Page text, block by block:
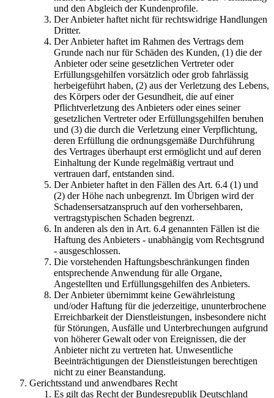
und den Abgleich der Kundenprofile.
Der Anbieter haftet nicht für rechtswidrige Handlungen
Dritter.
Der Anbieter haftet im Rahmen des Vertrags dem
Grunde nach nur für Schäden des Kunden, (1) die der
Anbieter oder seine gesetzlichen Vertreter oder
Erfüllungsgehilfen vorsätzlich oder grob fahrlässig
herbeigeführt haben, (2) aus der Verletzung des Lebens,
des Körpers oder der Gesundheit, die auf einer
Pflichtverletzung des Anbieters oder eines seiner
gesetzlichen Vertreter oder Erfüllungsgehilfen beruhen
und (3) die durch die Verletzung einer Verpflichtung,
deren Erfüllung die ordnungsgemäße Durchführung
des Vertrages überhaupt erst ermöglicht und auf deren
Einhaltung der Kunde regelmäßig vertraut und
vertrauen darf, entstanden sind.
Der Anbieter haftet in den Fällen des Art. 6.4 (1) und
(2) der Höhe nach unbegrenzt. Im Übrigen wird der
Schadensersatzanspruch auf den vorhersehbaren,
vertragstypischen Schaden begrenzt.
In anderen als den in Art. 6.4 genannten Fällen ist die
Haftung des Anbieters - unabhängig vom Rechtsgrund
- ausgeschlossen.
Die vorstehenden Haftungsbeschränkungen finden
entsprechende Anwendung für alle Organe,
Angestellten und Erfüllungsgehilfen des Anbieters.
Der Anbieter übernimmt keine Gewährleistung
und/oder Haftung für die jederzeitige, ununterbrochene
Erreichbarkeit der Dienstleistungen, insbesondere nicht
für Störungen, Ausfälle und Unterbrechungen aufgrund
von höherer Gewalt oder von Ereignissen, die der
Anbieter nicht zu vertreten hat. Unwesentliche
Beeinträchtigungen der Dienstleistungen berechtigen
nicht zu einer Beanstandung.
Gerichtsstand und anwendbares Recht
Es gilt das Recht der Bundesrepublik Deutschland